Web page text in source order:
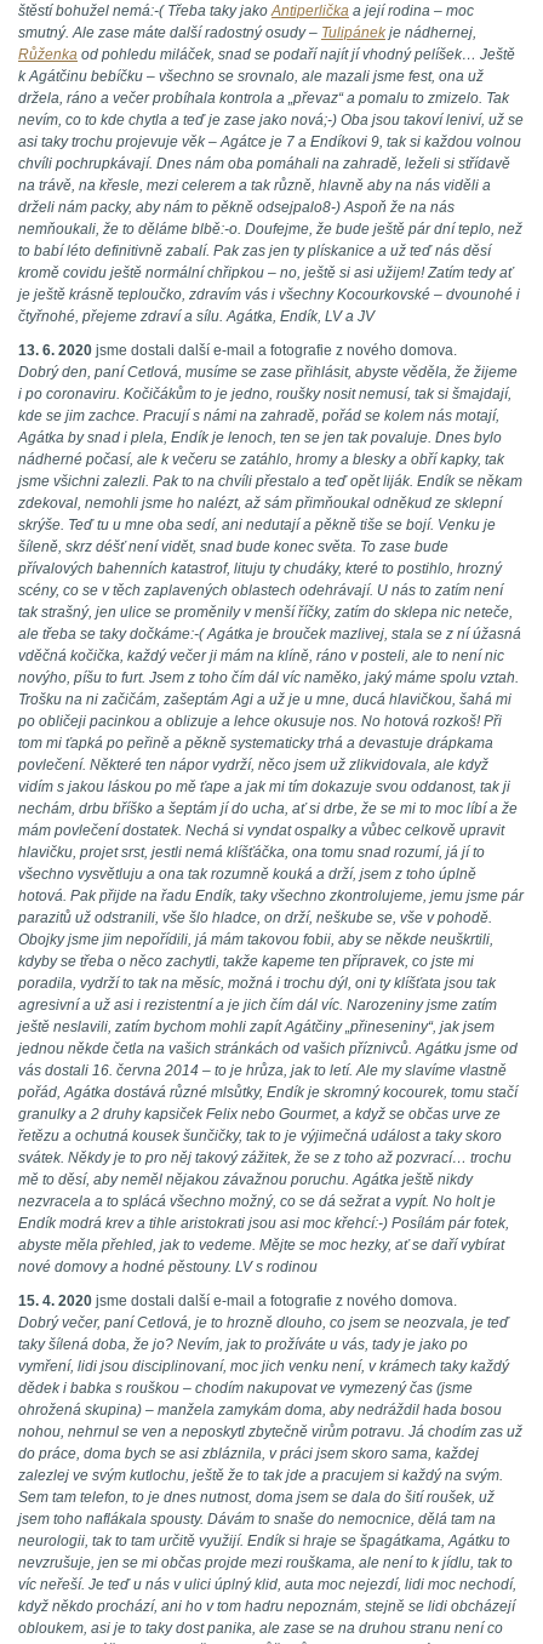
štěstí bohužel nemá:-( Třeba taky jakoAntiperlička a její rodina – moc
smutný. Ale zase máte další radostný osudy – Tulipánek je nádhernej,
Růženka od pohledu miláček, snad se podaří najít jí vhodný pelíšek… Ještě
k Agátčinu bebíčku – všechno se srovnalo, ale mazali jsme fest, ona už
držela, ráno a večer probíhala kontrola a „převaz“ a pomalu to zmizelo. Tak
nevím, co to kde chytla a teď je zase jako nová;-) Oba jsou takoví leniví, už se
asi taky trochu projevuje věk – Agátce je 7 a Endíkovi 9, tak si každou volnou
chvíli pochrupkávají. Dnes nám oba pomáhali na zahradě, leželi si střídavě
na trávě, na křesle, mezi celerem a tak různě, hlavně aby na nás viděli a
drželi nám packy, aby nám to pěkně odsejpalo8-) Aspoň že na nás
nemňoukali, že to děláme blbě:-o. Doufejme, že bude ještě pár dní teplo, než
to babí léto definitivně zabalí. Pak zas jen ty plískanice a už teď nás děsí
kromě covidu ještě normální chřipkou – no, ještě si asi užijem! Zatím tedy ať
je ještě krásně teploučko, zdravím vás i všechny Kocourkovské – dvounohé i
čtyřnohé, přejeme zdraví a sílu. Agátka, Endík, LV a JV
13. 6. 2020 jsme dostali další e-mail a fotografie z nového domova.
Dobrý den, paní Cetlová, musíme se zase přihlásit, abyste věděla, že žijeme
i po coronaviru. Kočičákům to je jedno, roušky nosit nemusí, tak si šmajdají,
kde se jim zachce. Pracují s námi na zahradě, pořád se kolem nás motají,
Agátka by snad i plela, Endík je lenoch, ten se jen tak povaluje. Dnes bylo
nádherné počasí, ale k večeru se zatáhlo, hromy a blesky a obří kapky, tak
jsme všichni zalezli. Pak to na chvíli přestalo a teď opět liják. Endík se někam
zdekoval, nemohli jsme ho nalézt, až sám přimňoukal odněkud ze sklepní
skrýše. Teď tu u mne oba sedí, ani nedutají a pěkně tiše se bojí. Venku je
šíleně, skrz déšť není vidět, snad bude konec světa. To zase bude
přívalových bahenních katastrof, lituju ty chudáky, které to postihlo, hrozný
scény, co se v těch zaplavených oblastech odehrávají. U nás to zatím není
tak strašný, jen ulice se proměnily v menší říčky, zatím do sklepa nic neteče,
ale třeba se taky dočkáme:-( Agátka je brouček mazlivej, stala se z ní úžasná
vděčná kočička, každý večer ji mám na klíně, ráno v posteli, ale to není nic
novýho, píšu to furt. Jsem z toho čím dál víc naměko, jaký máme spolu vztah.
Trošku na ni začičám, zašeptám Agi a už je u mne, ducá hlavičkou, šahá mi
po obličeji pacinkou a oblizuje a lehce okusuje nos. No hotová rozkoš! Při
tom mi ťapká po peřině a pěkně systematicky trhá a devastuje drápkama
povlečení. Některé ten nápor vydrží, něco jsem už zlikvidovala, ale když
vidím s jakou láskou po mě ťape a jak mi tím dokazuje svou oddanost, tak ji
nechám, drbu bříško a šeptám jí do ucha, ať si drbe, že se mi to moc líbí a že
mám povlečení dostatek. Nechá si vyndat ospalky a vůbec celkově upravit
hlavičku, projet srst, jestli nemá klíšťáčka, ona tomu snad rozumí, já jí to
všechno vysvětluju a ona tak rozumně kouká a drží, jsem z toho úplně
hotová. Pak přijde na řadu Endík, taky všechno zkontrolujeme, jemu jsme pár
parazitů už odstranili, vše šlo hladce, on drží, neškube se, vše v pohodě.
Obojky jsme jim nepořídili, já mám takovou fobii, aby se někde neuškrtili,
kdyby se třeba o něco zachytli, takže kapeme ten přípravek, co jste mi
poradila, vydrží to tak na měsíc, možná i trochu dýl, oni ty klíšťata jsou tak
agresivní a už asi i rezistentní a je jich čím dál víc. Narozeniny jsme zatím
ještě neslavili, zatím bychom mohli zapít Agátčiny „přineseniny“, jak jsem
jednou někde četla na vašich stránkách od vašich příznivců. Agátku jsme od
vás dostali 16. června 2014 – to je hrůza, jak to letí. Ale my slavíme vlastně
pořád, Agátka dostává různé mlsůtky, Endík je skromný kocourek, tomu stačí
granulky a 2 druhy kapsiček Felix nebo Gourmet, a když se občas urve ze
řetězu a ochutná kousek šunčičky, tak to je výjimečná událost a taky skoro
svátek. Někdy je to pro něj takový zážitek, že se z toho až pozvrací… trochu
mě to děsí, aby neměl nějakou závažnou poruchu. Agátka ještě nikdy
nezvracela a to splácá všechno možný, co se dá sežrat a vypít. No holt je
Endík modrá krev a tihle aristokrati jsou asi moc křehcí:-) Posílám pár fotek,
abyste měla přehled, jak to vedeme. Mějte se moc hezky, ať se daří vybírat
nové domovy a hodné pěstouny. LV s rodinou
15. 4. 2020 jsme dostali další e-mail a fotografie z nového domova.
Dobrý večer, paní Cetlová, je to hrozně dlouho, co jsem se neozvala, je teď
taky šílená doba, že jo? Nevím, jak to prožíváte u vás, tady je jako po
vymření, lidi jsou disciplinovaní, moc jich venku není, v krámech taky každý
dědek i babka s rouškou – chodím nakupovat ve vymezený čas (jsme
ohrožená skupina) – manžela zamykám doma, aby nedráždil hada bosou
nohou, nehrnul se ven a neposkytl zbytečně virům potravu. Já chodím zas už
do práce, doma bych se asi zbláznila, v práci jsem skoro sama, každej
zalezlej ve svým kutlochu, ještě že to tak jde a pracujem si každý na svým.
Sem tam telefon, to je dnes nutnost, doma jsem se dala do šití roušek, už
jsem toho naflákala spousty. Dávám to snaše do nemocnice, dělá tam na
neurologii, tak to tam určitě využijí. Endík si hraje se špagátkama, Agátku to
nevzrušuje, jen se mi občas projde mezi rouškama, ale není to k jídlu, tak to
víc neřeší. Je teď u nás v ulici úplný klid, auta moc nejezdí, lidi moc nechodí,
když někdo prochází, ani ho v tom hadru nepoznám, stejně se lidi obcházejí
obloukem, asi je to taky dost panika, ale zase se na druhou stranu není co